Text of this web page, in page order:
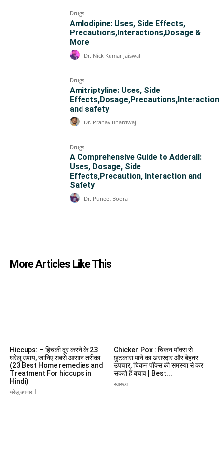
Drugs
Amlodipine: Uses, Side Effects,
Precautions,Interactions,Dosage &
More
Dr. Nick Kumar Jaiswal
Drugs
Amitriptyline: Uses, Side
and safety
Dr. Pranav Bhardwaj
Drugs
A Comprehensive Guide to Adderall:
Uses, Dosage, Side
Effects,Precaution, Interaction and
Safety
Dr. Puneet Boora
More Articles Like This
Hiccups: – हिचकी दूर करने के 23
घरेलू उपाय, जानिए सबसे आसान तरीका
(23 Best Home remedies and
Treatment For hiccups in
Hindi)
घरेलू उपचार
Chicken Pox : चिकन पॉक्स से
छुटकारा पाने का असरदार और बेहतर
उपचार, चिकन पॉक्स की समस्या से कर
सकते हैं बचाव | Best...
स्वास्थ्य